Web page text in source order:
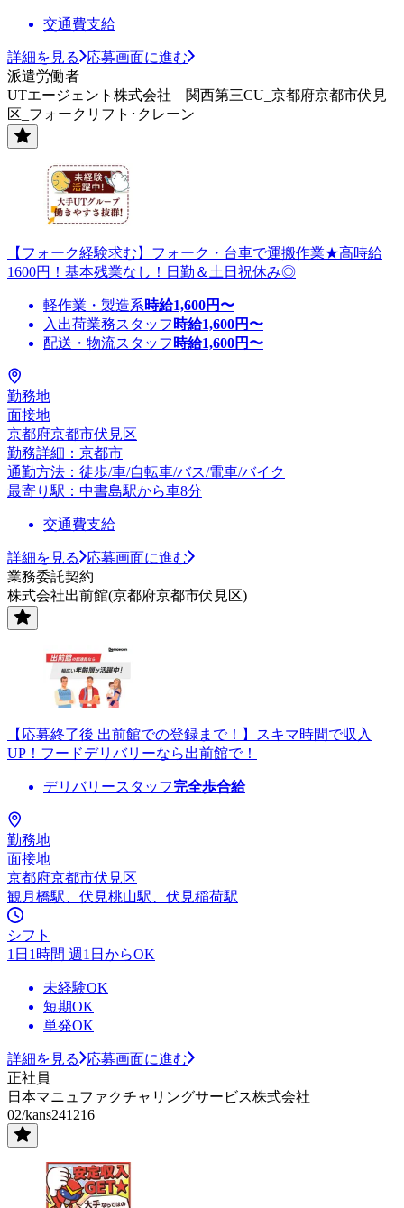
交通費支給
詳細を見る
応募画面に進む
派遣労働者
UTエージェント株式会社 関西第三CU_京都府京都市伏見
区_フォークリフト･クレーン
【フォーク経験求む】フォーク・台車で運搬作業★高時給
1600円！基本残業なし！日勤＆土日祝休み◎
軽作業・製造系時給1,600円〜
入出荷業務スタッフ 時給1,600円〜
配送・物流スタッフ 時給1,600円〜
勤務地
面接地
京都府京都市伏見区
勤務詳細：京都市
通勤方法：徒歩/車/自転車/バス/電車/バイク
最寄り駅：中書島駅から車8分
交通費支給
詳細を見る
応募画面に進む
業務委託契約
株式会社出前館(京都府京都市伏見区)
【応募終了後 出前館での登録まで！】スキマ時間で収入
UP！フードデリバリーなら出前館で！
デリバリースタッフ完全歩合給
勤務地
面接地
京都府京都市伏見区
観月橋駅、伏見桃山駅、伏見稲荷駅
シフト
1日1時間 週1日からOK
未経験OK
短期OK
単発OK
詳細を見る
応募画面に進む
正社員
日本マニュファクチャリングサービス株式会社
02/kans241216